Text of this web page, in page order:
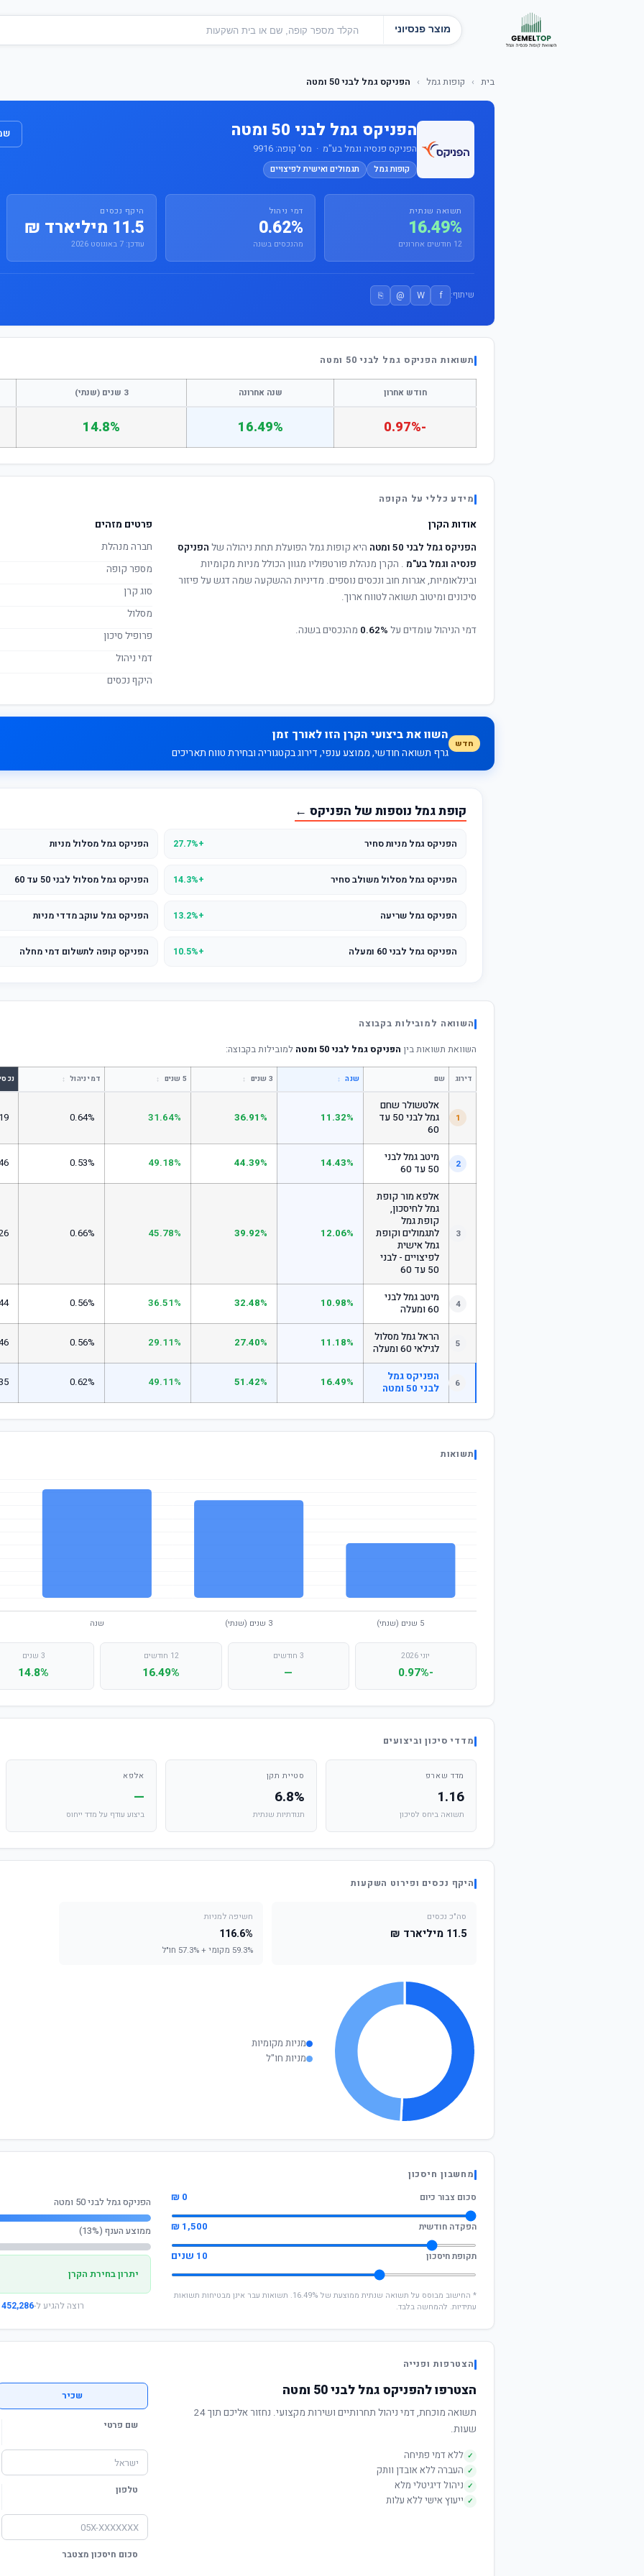
מוצר פנסיוני
בית › קופות גמל › הפניקס גמל לבני 50 ומטה
הפניקס גמל לבני 50 ומטה
הפניקס פנסיה וגמל בע"מ · מס' קופה: 9916
קופות גמל תגמולים ואישית לפיצויים
תשואה שנתית
16.49%
12 חודשים אחרונים
דמי ניהול
0.62%
מהנכסים בשנה
היקף נכסים
11.5 מיליארד ₪
עודכן: 7 באוגוסט 2026
שיתוף: f
W
@
⎘
תשואות הפניקס גמל לבני 50 ומטה
חודש אחרון שנה אחרונה 3 שנים (שנתי)
-0.97%
16.49%
14.8%
מידע כללי על הקופה
אודות הקרן
הפניקס גמל לבני 50 ומטה
היא קופות גמל הפועלת תחת ניהולה של הפניקס
פנסיה וגמל בע"מ . הקרן מנהלת פורטפוליו מגוון הכולל מניות מקומיות
ובינלאומיות, אגרות חוב ונכסים נוספים. מדיניות ההשקעה שמה דגש על פיזור
סיכונים ומיטוב תשואה לטווח ארוך.
דמי הניהול עומדים על 0.62% מהנכסים בשנה.
פרטים מזהים
חברה מנהלת
מספר קופה
סוג קרן
מסלול
פרופיל סיכון
דמי ניהול
היקף נכסים
חדש
השוו את ביצועי הקרן הזו לאורך זמן
גרף תשואה חודשי, ממוצע ענפי, דירוג בקטגוריה ובחירת טווח תאריכים
קופת גמל נוספות של הפניקס ←
הפניקס גמל מניות סחיר +27.7% הפניקס גמל מסלול מניות
הפניקס גמל מסלול משולב סחיר +14.3% הפניקס גמל מסלול לבני 50 עד 60
הפניקס גמל שריעה +13.2% הפניקס גמל עוקב מדדי מניות
הפניקס גמל לבני 60 ומעלה +10.5% הפניקס קופה לתשלום דמי מחלה
השוואה למובילות בקבוצה
השוואת תשואות בין הפניקס גמל לבני 50 ומטה למובילות בקבוצה:
דירוג שם שנה ↕ 3 שנים ↕ 5 שנים ↕ דמי ניהול ↕
1
אלטשולר שחם
גמל לבני 50 עד
60
11.32%
36.91%
31.64%
0.64%
2
מיטב גמל לבני
50 עד 60
14.43%
44.39%
49.18%
0.53%
3
אלפא מור קופת
גמל לחיסכון,
קופת גמל
לתגמולים וקופת
גמל אישית
לפיצויים - לבני
50 עד 60
12.06%
39.92%
45.78%
0.66%
4
מיטב גמל לבני
60 ומעלה
10.98%
32.48%
36.51%
0.56%
5
הראל גמל מסלול
לגילאי 60 ומעלה
11.18%
27.40%
29.11%
0.56%
6
הפניקס גמל
לבני 50 ומטה
16.49%
51.42%
49.11%
0.62%
תשואות
יוני 2026
-0.97%
3 חודשים
—
12 חודשים
16.49%
3 שנים
14.8%
מדדי סיכון וביצועים
מדד שארפ
1.16
תשואה ביחס לסיכון
סטיית תקן
6.8%
תנודתיות שנתית
אלפא
—
ביצוע עודף על מדד ייחוס
היקף נכסים ופירוט השקעות
סה"כ נכסים
11.5 מיליארד ₪
חשיפה למניות
116.6%
59.3% מקומי + 57.3% חו"ל
מניות מקומיות
מניות חו"ל
מחשבון חיסכון
סכום צבור כיום
0 ₪
הפקדה חודשית 1,500 ₪
תקופת חיסכון 10 שנים
* החישוב מבוסס על תשואה שנתית ממוצעת של 16.49%. תשואות עבר אינן מבטיחות תשואות
עתידיות. להמחשה בלבד.
הפניקס גמל לבני 50 ומטה
ממוצע הענף (13%)
יתרון בחירת הקרן
רוצה להגיע ל-452,286 ₪
הצטרפות ופנייה
הצטרפו להפניקס גמל לבני 50 ומטה
תשואה מוכחת, דמי ניהול תחרותיים ושירות מקצועי. נחזור אליכם תוך 24
שעות.
✓ ללא דמי פתיחה
✓ העברה ללא אובדן וותק
✓ ניהול דיגיטלי מלא
✓ ייעוץ אישי ללא עלות
שכיר
שם פרטי
טלפון
סכום חיסכון מצטבר